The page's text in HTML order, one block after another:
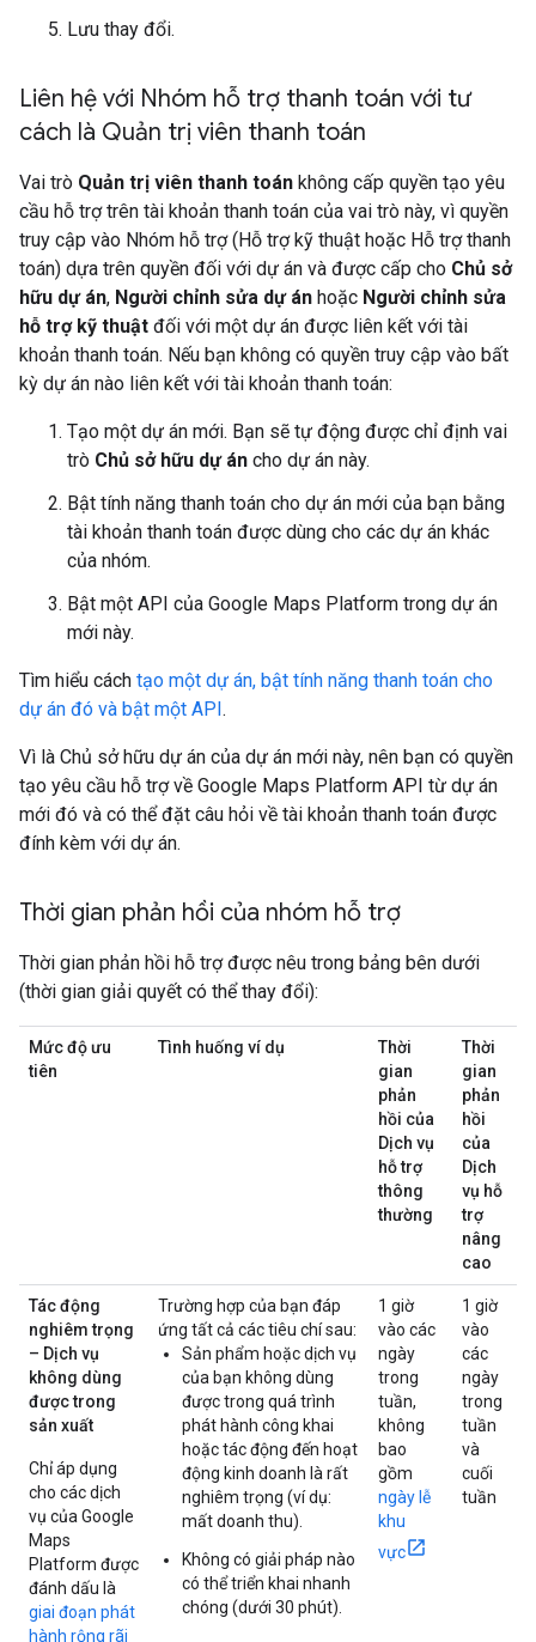
Lưu thay đổi.
Liên hệ với Nhóm hỗ trợ thanh toán với tư
cách là Quản trị viên thanh toán
Vai trò Quản trị viên thanh toán không cấp quyền tạo yêu
cầu hỗ trợ trên tài khoản thanh toán của vai trò này, vì quyền
truy cập vào Nhóm hỗ trợ (Hỗ trợ kỹ thuật hoặc Hỗ trợ thanh
toán) dựa trên quyền đối với dự án và được cấp cho Chủ sở
hữu dự án, Người chỉnh sửa dự án hoặc Người chỉnh sửa
hỗ trợ kỹ thuật đối với một dự án được liên kết với tài
khoản thanh toán. Nếu bạn không có quyền truy cập vào bất
kỳ dự án nào liên kết với tài khoản thanh toán:
Tạo một dự án mới. Bạn sẽ tự động được chỉ định vai
trò Chủ sở hữu dự án cho dự án này.
Bật tính năng thanh toán cho dự án mới của bạn bằng
tài khoản thanh toán được dùng cho các dự án khác
của nhóm.
Bật một API của Google Maps Platform trong dự án
mới này.
Tìm hiểu cách tạo một dự án, bật tính năng thanh toán cho
dự án đó và bật một API.
Vì là Chủ sở hữu dự án của dự án mới này, nên bạn có quyền
tạo yêu cầu hỗ trợ về Google Maps Platform API từ dự án
mới đó và có thể đặt câu hỏi về tài khoản thanh toán được
đính kèm với dự án.
Thời gian phản hồi của nhóm hỗ trợ
Thời gian phản hồi hỗ trợ được nêu trong bảng bên dưới
(thời gian giải quyết có thể thay đổi):
Mức độ ưu
tiên
Tình huống ví dụ
Thời
gian
phản
hồi của
Dịch vụ
hỗ trợ
thông
thường
Thời
gian
phản
hồi
của
Dịch
vụ hỗ
trợ
nâng
cao
Tác động
nghiêm trọng
– Dịch vụ
không dùng
được trong
sản xuất
Chỉ áp dụng
cho các dịch
vụ của Google
Maps
Platform được
đánh dấu là
giai đoạn phát
hành rộng rãi
Trường hợp của bạn đáp
ứng tất cả các tiêu chí sau:
Sản phẩm hoặc dịch vụ
của bạn không dùng
được trong quá trình
phát hành công khai
hoặc tác động đến hoạt
động kinh doanh là rất
nghiêm trọng (ví dụ:
mất doanh thu).
Không có giải pháp nào
có thể triển khai nhanh
chóng (dưới 30 phút).
1 giờ
vào các
ngày
trong
tuần,
không
bao
gồm
ngày lễ
khu
vực
1 giờ
vào
các
ngày
trong
tuần
và
cuối
tuần